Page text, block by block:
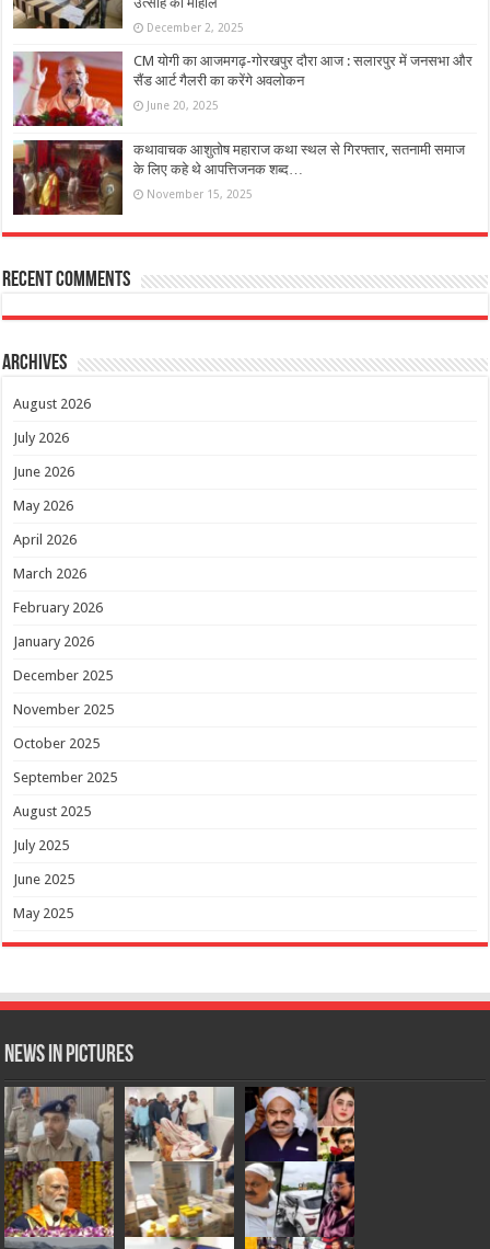
December 2, 2025
CM योगी का आजमगढ़-गोरखपुर दौरा आज : सलारपुर में जनसभा और
सैंड आर्ट गैलरी का करेंगे अवलोकन
June 20, 2025
कथावाचक आशुतोष महाराज कथा स्थल से गिरफ्तार, सतनामी समाज
के लिए कहे थे आपत्तिजनक शब्द…
November 15, 2025
Recent Comments
Archives
August 2026
July 2026
June 2026
May 2026
April 2026
March 2026
February 2026
January 2026
December 2025
November 2025
October 2025
September 2025
August 2025
July 2025
June 2025
May 2025
News in Pictures